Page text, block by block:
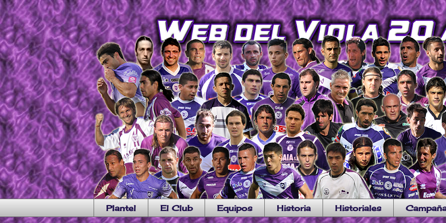
Plantel El Club Equipos Historia Historiales